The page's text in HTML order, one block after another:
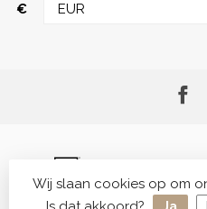
€
© Copyright 2026
Wij slaan cookies op om